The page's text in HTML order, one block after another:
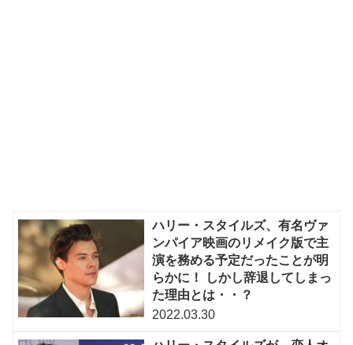
ハリー・スタイルズ、有名ヴァ
ンパイア映画のリメイク版で主
演を務める予定だったことが明
らかに！ しかし辞退してしまっ
た理由とは・・？
2022.03.30